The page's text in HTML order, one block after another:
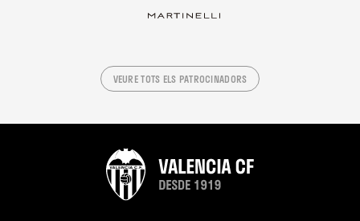
VEURE TOTS ELS PATROCINADORS